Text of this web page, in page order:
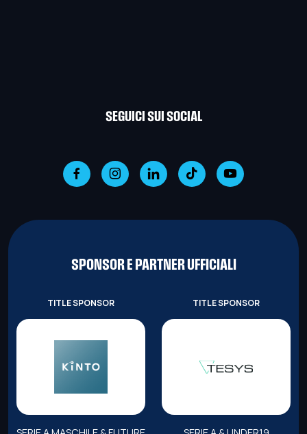
SEGUICI SUI SOCIAL
SPONSOR E PARTNER UFFICIALI
TITLE SPONSOR TITLE SPONSOR